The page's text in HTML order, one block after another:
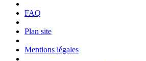
FAQ
Plan site
Mentions légales